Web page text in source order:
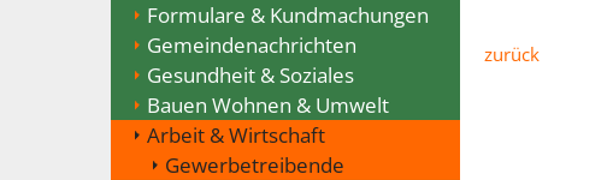
Formulare & Kundmachungen
Gemeindenachrichten
Gesundheit & Soziales
Bauen Wohnen & Umwelt
Arbeit & Wirtschaft
Gewerbetreibende
zurück